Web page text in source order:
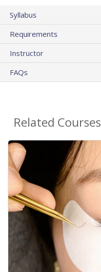
Syllabus
Requirements
Instructor
FAQs
Related Courses